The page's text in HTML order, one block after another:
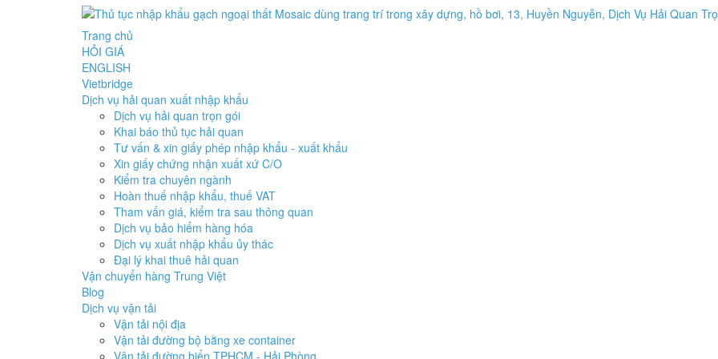
Trang chủ
HỎI GIÁ
ENGLISH
Vietbridge
Dịch vụ hải quan xuất nhập khẩu
Dịch vụ hải quan trọn gói
Khai báo thủ tục hải quan
Tư vấn & xin giấy phép nhập khẩu - xuất khẩu
Xin giấy chứng nhận xuất xứ C/O
Kiểm tra chuyên ngành
Hoàn thuế nhập khẩu, thuế VAT
Tham vấn giá, kiểm tra sau thông quan
Dịch vụ bảo hiểm hàng hóa
Dịch vụ xuất nhập khẩu ủy thác
Đại lý khai thuê hải quan
Vận chuyển hàng Trung Việt
Blog
Dịch vụ vận tải
Vận tải nội địa
Vận tải đường bộ bằng xe container
Vận tải đường biển TPHCM - Hải Phòng